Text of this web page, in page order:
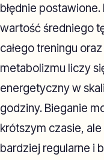
błędnie
wartość średniego
całego treningu
metabolizmu liczy
energetyczny w
godziny. Bieganie
krótszym czasie,
bardziej regularne i